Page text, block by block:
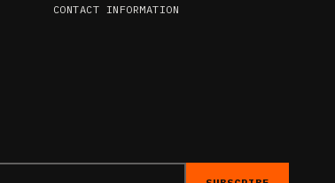
CONTACT INFORMATION